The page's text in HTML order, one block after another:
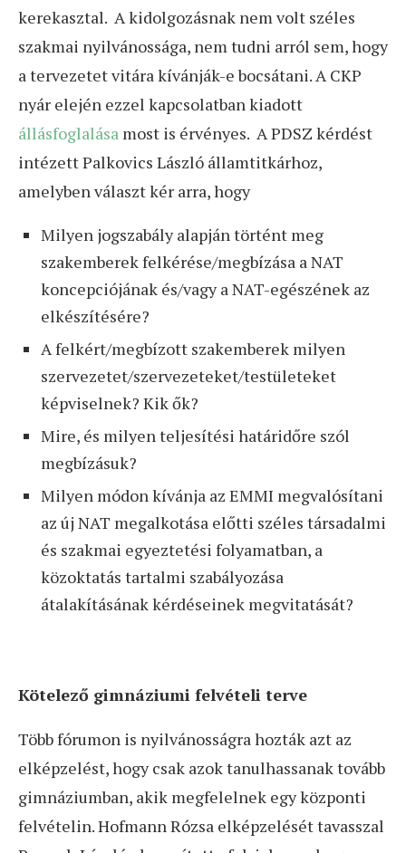
kerekasztal. A kidolgozásnak nem volt széles
szakmai nyilvánossága, nem tudni arról sem, hogy
a tervezetet vitára kívánják-e bocsátani. A CKP
nyár elején ezzel kapcsolatban kiadott
állásfoglalása most is érvényes. A PDSZ kérdést
intézett Palkovics László államtitkárhoz,
amelyben választ kér arra, hogy
Milyen jogszabály alapján történt meg
szakemberek felkérése/megbízása a NAT
koncepciójának és/vagy a NAT-egészének az
elkészítésére?
A felkért/megbízott szakemberek milyen
szervezetet/szervezeteket/testületeket
képviselnek? Kik ők?
Mire, és milyen teljesítési határidőre szól
megbízásuk?
Milyen módon kívánja az EMMI megvalósítani
az új NAT megalkotása előtti széles társadalmi
és szakmai egyeztetési folyamatban, a
közoktatás tartalmi szabályozása
átalakításának kérdéseinek megvitatását?
Kötelező gimnáziumi felvételi terve
Több fórumon is nyilvánosságra hozták azt az
elképzelést, hogy csak azok tanulhassanak tovább
gimnáziumban, akik megfelelnek egy központi
felvételin. Hofmann Rózsa elképzelését tavasszal